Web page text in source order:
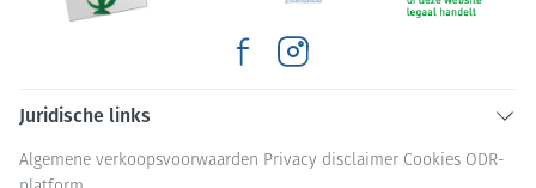
Juridische links
Algemene verkoopsvoorwaarden Privacy disclaimer Cookies ODR-